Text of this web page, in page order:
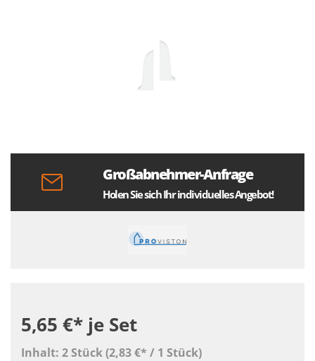
Großabnehmer-Anfrage
Holen Sie sich Ihr individuelles Angebot!
5,65 €* je Set
Inhalt: 2 Stück(2,83 €* / 1 Stück)